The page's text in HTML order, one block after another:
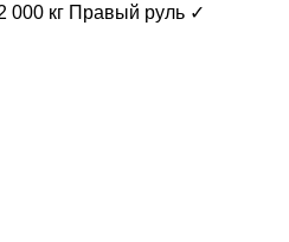
000 кг Правый руль ✓